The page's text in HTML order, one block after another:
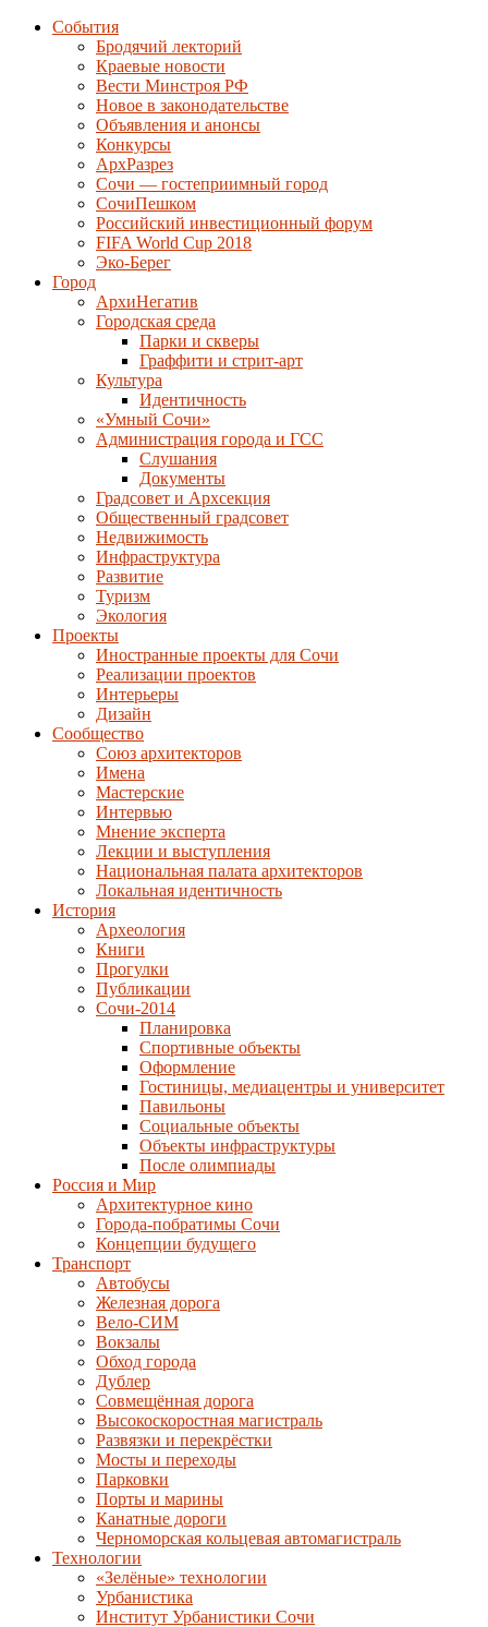
События
Бродячий лекторий
Краевые новости
Вести Минстроя РФ
Новое в законодательстве
Объявления и анонсы
Конкурсы
АрхРазрез
Сочи — гостеприимный город
СочиПешком
Российский инвестиционный форум
FIFA World Cup 2018
Эко-Берег
Город
АрхиНегатив
Городская среда
Парки и скверы
Граффити и стрит-арт
Культура
Идентичность
«Умный Сочи»
Администрация города и ГСС
Слушания
Документы
Градсовет и Архсекция
Общественный градсовет
Недвижимость
Инфраструктура
Развитие
Туризм
Экология
Проекты
Иностранные проекты для Сочи
Реализации проектов
Интерьеры
Дизайн
Сообщество
Союз архитекторов
Имена
Мастерские
Интервью
Мнение эксперта
Лекции и выступления
Национальная палата архитекторов
Локальная идентичность
История
Археология
Книги
Прогулки
Публикации
Сочи-2014
Планировка
Спортивные объекты
Оформление
Гостиницы, медиацентры и университет
Павильоны
Социальные объекты
Объекты инфраструктуры
После олимпиады
Россия и Мир
Архитектурное кино
Города-побратимы Сочи
Концепции будущего
Транспорт
Автобусы
Железная дорога
Вело-СИМ
Вокзалы
Обход города
Дублер
Совмещённая дорога
Высокоскоростная магистраль
Развязки и перекрёстки
Мосты и переходы
Парковки
Порты и марины
Канатные дороги
Черноморская кольцевая автомагистраль
Технологии
«Зелёные» технологии
Урбанистика
Институт Урбанистики Сочи